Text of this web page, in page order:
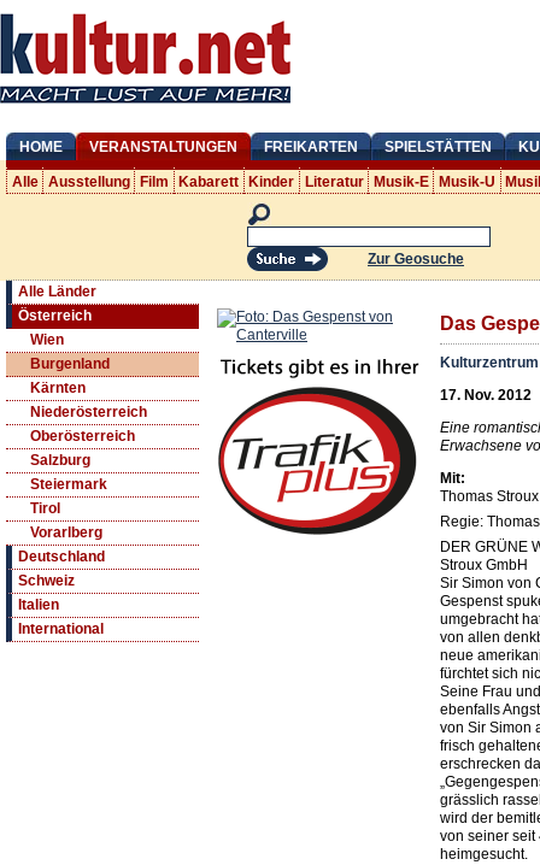
HOME VERANSTALTUNGEN FREIKARTEN SPIELSTÄTTEN
Alle Ausstellung Film Kabarett Kinder Literatur Musik-E Musik-U
Zur Geosuche
Alle Länder
Österreich
Wien
Burgenland
Kärnten
Niederösterreich
Oberösterreich
Salzburg
Steiermark
Tirol
Vorarlberg
Deutschland
Schweiz
Italien
International
Das
17. Nov. 2012
Eine
Erwachsene
Mit:
Thomas
Regie:
DER GRÜNE
Stroux GmbH
Sir Simon von
Gespenst
umgebracht
von allen
neue
fürchtet sich
Seine Frau
ebenfalls
von Sir Simon
frisch
erschrecken
grässlich
wird der
von seiner seit
heimgesucht.